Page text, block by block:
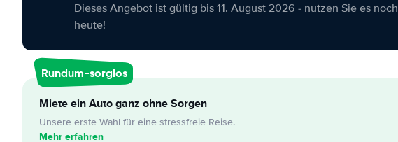
Dieses Angebot ist gültig bis 11. August 2026 - nutzen Sie es noch
heute!
Rundum-sorglos
Miete ein Auto ganz ohne Sorgen
Unsere erste Wahl für eine stressfreie Reise.
Mehr erfahren